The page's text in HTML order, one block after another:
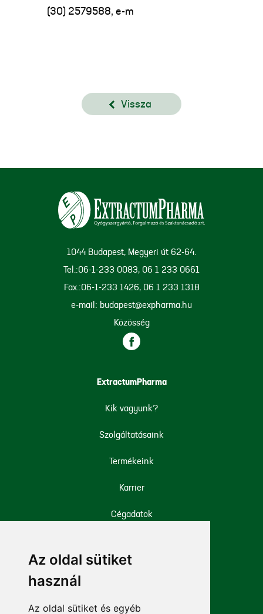
Az oldal sütiket
használ
Az oldal sütiket és egyéb
(30) 2579588, e-m
Vissza
1044 Budapest, Megyeri út 62-64.
Tel.:06-1-233 0083, 06 1 233 0661
Fax.:06-1-233 1426, 06 1 233 1318
e-mail: budapest@expharma.hu
Közösség
ExtractumPharma
Kik vagyunk?
Szolgáltatásaink
Termékeink
Karrier
Cégadatok
Mellékhatás bejelentése